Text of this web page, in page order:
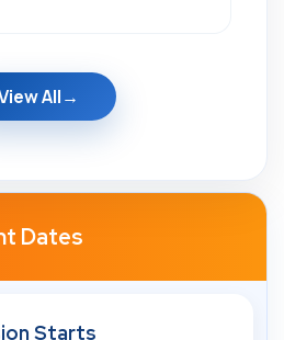
All
Dates
Starts